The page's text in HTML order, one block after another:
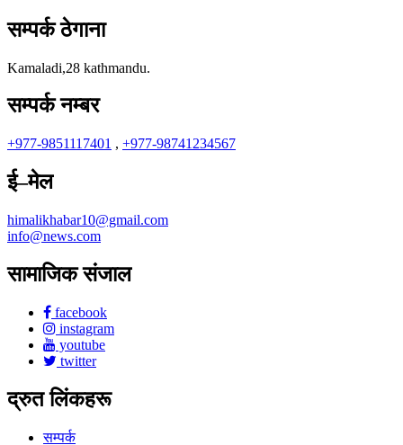
सम्पर्क ठेगाना
Kamaladi,28 kathmandu.
सम्पर्क नम्बर
+977-9851117401 , +977-98741234567
ई–मेल
himalikhabar10@gmail.com
info@news.com
सामाजिक संजाल
facebook
instagram
youtube
twitter
द्रुत लिंकहरू
सम्पर्क